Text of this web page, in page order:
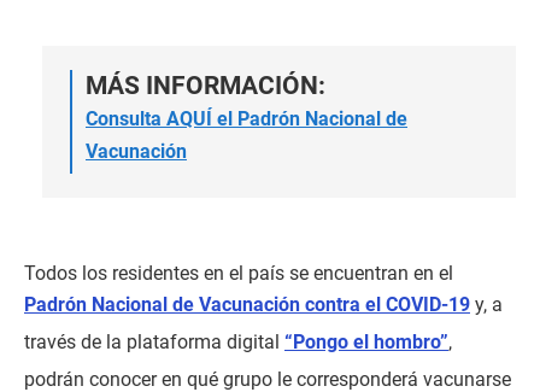
MÁS INFORMACIÓN:
Consulta AQUÍ el Padrón Nacional de
Vacunación
Todos los residentes en el país se encuentran en el
Padrón Nacional de Vacunación contra el COVID-19 y, a
través de la plataforma digital “Pongo el hombro”,
podrán conocer en qué grupo le corresponderá vacunarse